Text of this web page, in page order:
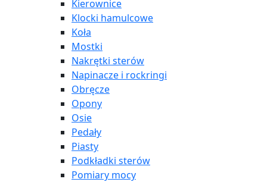
Kierownice
Klocki hamulcowe
Koła
Mostki
Nakrętki sterów
Napinacze i rockringi
Obręcze
Opony
Osie
Pedały
Piasty
Podkładki sterów
Pomiary mocy